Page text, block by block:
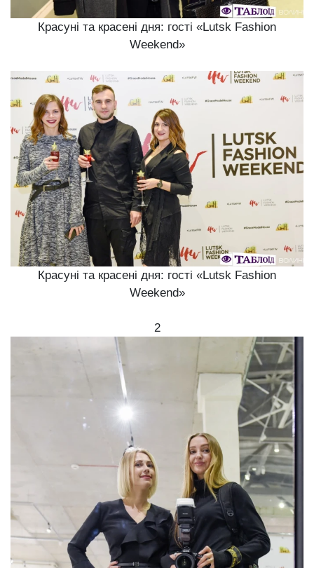
Красуні та красені дня: гості «Lutsk Fashion
Weekend»
Красуні та красені дня: гості «Lutsk Fashion
Weekend»
2